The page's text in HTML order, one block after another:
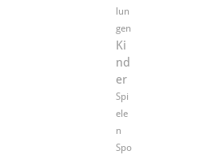
lun
gen
Ki
nd
er
Spi
ele
n
Spo